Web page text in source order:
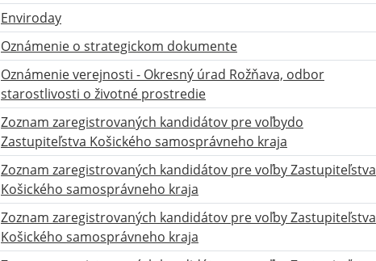
Enviroday
Oznámenie o strategickom dokumente
Oznámenie verejnosti - Okresný úrad Rožňava, odbor
starostlivosti o životné prostredie
Zoznam zaregistrovaných kandidátov pre voľbydo
Zastupiteľstva Košického samosprávneho kraja
Zoznam zaregistrovaných kandidátov pre voľby Zastupiteľstva
Košického samosprávneho kraja
Zoznam zaregistrovaných kandidátov pre voľby Zastupiteľstva
Košického samosprávneho kraja